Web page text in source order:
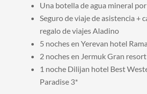
Una botella de agua mineral
Seguro de viaje de asistencia +
regalo de viajes Aladino
5 noches en Yerevan hotel
2 noches en Jermuk Gran
1 noche Dilijan hotel Best
Paradise 3*